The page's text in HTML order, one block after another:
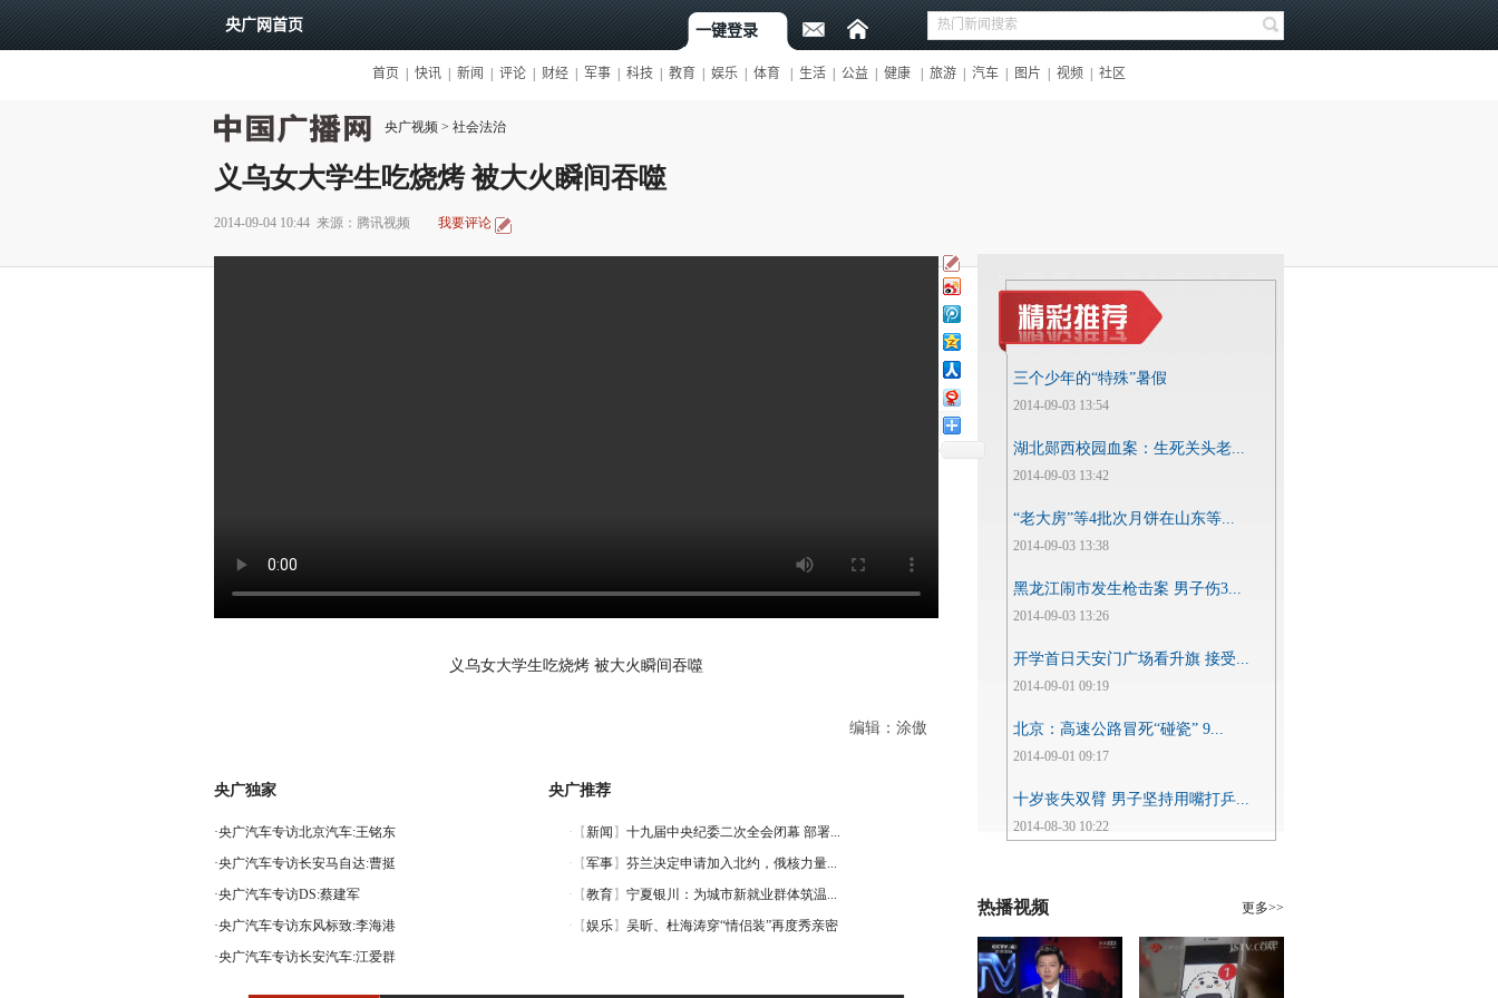
央广视频 > 社会法治
义乌女大学生吃烧烤 被大火瞬间吞噬
2014-09-04 10:44 来源：腾讯视频 我要评论
义乌女大学生吃烧烤 被大火瞬间吞噬
编辑：涂傲
央广独家
·央广汽车专访北京汽车:王铭东
·央广汽车专访长安马自达:曹挺
·央广汽车专访DS:蔡建军
·央广汽车专访东风标致:李海港
·央广汽车专访长安汽车:江爱群
央广推荐
三个少年的“特殊”暑假
2014-09-03 13:54
湖北郧西校园血案：生死关头老...
2014-09-03 13:42
“老大房”等4批次月饼在山东等...
2014-09-03 13:38
黑龙江闹市发生枪击案 男子伤3...
2014-09-03 13:26
开学首日天安门广场看升旗 接受...
2014-09-01 09:19
北京：高速公路冒死“碰瓷” 9...
2014-09-01 09:17
十岁丧失双臂 男子坚持用嘴打乒...
2014-08-30 10:22
热播视频 更多>>